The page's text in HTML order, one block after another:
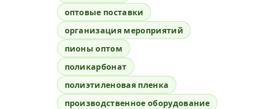
оптовые поставки
организация мероприятий
пионы оптом
поликарбонат
полиэтиленовая пленка
производственное оборудование